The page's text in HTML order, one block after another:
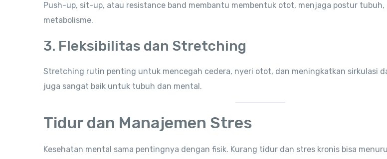
Push-up, sit-up, atau resistance band membantu membentuk otot, menjaga postur tubuh,
metabolisme.
3. Fleksibilitas dan Stretching
Stretching rutin penting untuk mencegah cedera, nyeri otot, dan meningkatkan sirkulasi
juga sangat baik untuk tubuh dan mental.
Tidur dan Manajemen Stres
Kesehatan mental sama pentingnya dengan fisik. Kurang tidur dan stres kronis bisa